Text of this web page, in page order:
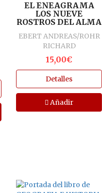
EL ENEAGRAMA
LOS NUEVE
ROSTROS DEL ALMA
EBERT ANDREAS/ROHR
RICHARD
15,00€
Detalles
Añadir